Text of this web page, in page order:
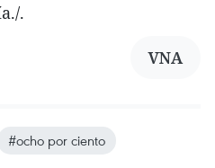
.
VNA
#ocho por ciento